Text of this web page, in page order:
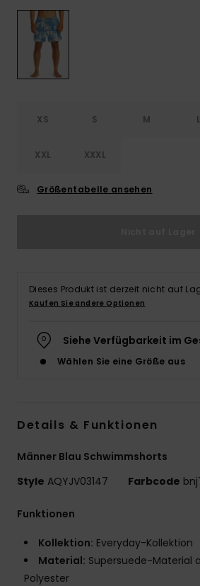
XS S M L
XXL XXXL
Größentabelle ansehen
Dieses Produkt ist derzeit nicht auf
Kaufen Sie andere Optionen
Siehe Verfügbarkeit im
Wählen Sie eine Größe aus
Details & Funktionen
Männer Blau Schwimmshorts
Style AQYJV03147 Farbcode
Funktionen
Kollektion: Everyday-Kollektion
Material: Supersuede-Material
Polyester